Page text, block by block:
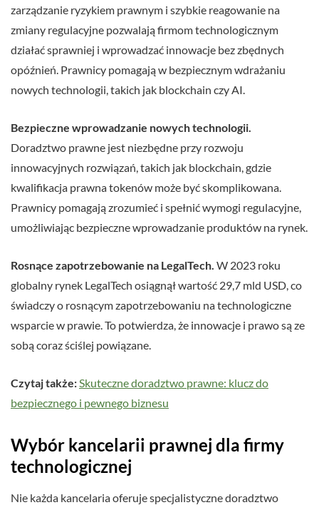
zarządzanie ryzykiem prawnym i szybkie reagowanie na
zmiany regulacyjne pozwalają firmom technologicznym
działać sprawniej i wprowadzać innowacje bez zbędnych
opóźnień. Prawnicy pomagają w bezpiecznym wdrażaniu
nowych technologii, takich jak blockchain czy AI.
Bezpieczne wprowadzanie nowych technologii.
Doradztwo prawne jest niezbędne przy rozwoju
innowacyjnych rozwiązań, takich jak blockchain, gdzie
kwalifikacja prawna tokenów może być skomplikowana.
Prawnicy pomagają zrozumieć i spełnić wymogi regulacyjne,
umożliwiając bezpieczne wprowadzanie produktów na rynek.
Rosnące zapotrzebowanie na LegalTech. W 2023 roku
globalny rynek LegalTech osiągnął wartość 29,7 mld USD, co
świadczy o rosnącym zapotrzebowaniu na technologiczne
wsparcie w prawie. To potwierdza, że innowacje i prawo są ze
sobą coraz ściślej powiązane.
Czytaj także:Skuteczne doradztwo prawne: klucz do
bezpiecznego i pewnego biznesu
Wybór kancelarii prawnej dla firmy
technologicznej
Nie każda kancelaria oferuje specjalistyczne doradztwo